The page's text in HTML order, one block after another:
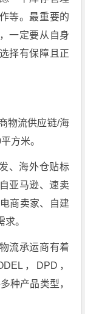
等。最重要的
一定要从自身
择有保障且正
物流供应链/海
方米。
、海外仓贴标
亚马逊、速卖
商卖家、自建
。
流承运商有着
，DPD，
种产品类型，